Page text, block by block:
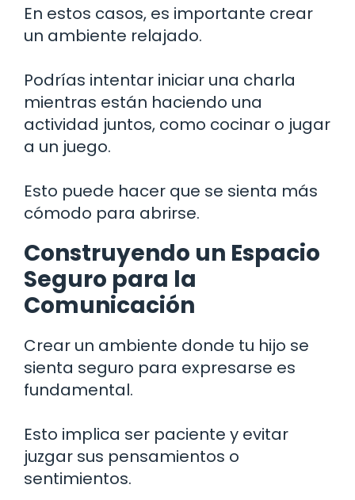
En estos casos, es importante crear
un ambiente relajado.
Podrías intentar iniciar una charla
mientras están haciendo una
actividad juntos, como cocinar o jugar
a un juego.
Esto puede hacer que se sienta más
cómodo para abrirse.
Construyendo un Espacio
Seguro para la
Comunicación
Crear un ambiente donde tu hijo se
sienta seguro para expresarse es
fundamental.
Esto implica ser paciente y evitar
juzgar sus pensamientos o
sentimientos.